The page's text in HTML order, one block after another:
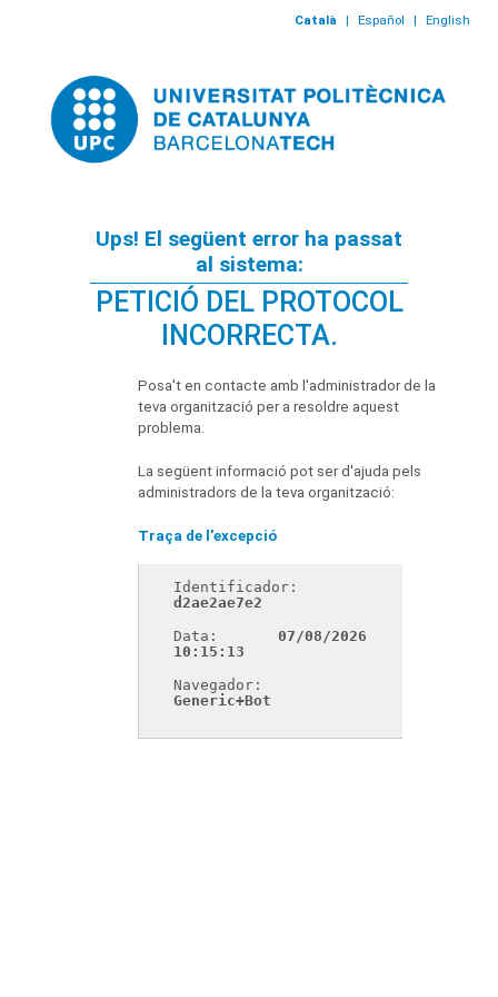
Català | Español | English
Ups! El següent error ha passat
al sistema:
PETICIÓ DEL PROTOCOL
INCORRECTA.
Posa't en contacte amb l'administrador de la
teva organització per a resoldre aquest
problema.
La següent informació pot ser d'ajuda pels
administradors de la teva organització:
Traça de l'excepció
d2ae2ae7e2
Data:
07/08/2026
10:15:13
Generic+Bot